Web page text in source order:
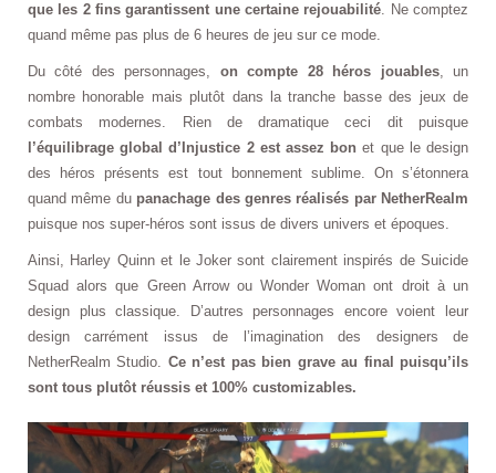
que les 2 fins garantissent une certaine rejouabilité. Ne comptez
quand même pas plus de 6 heures de jeu sur ce mode.
Du côté des personnages, on compte 28 héros jouables, un
nombre honorable mais plutôt dans la tranche basse des jeux de
combats modernes. Rien de dramatique ceci dit puisque
l’équilibrage global d’Injustice 2 est assez bon et que le design
des héros présents est tout bonnement sublime. On s’étonnera
quand même du panachage des genres réalisés par NetherRealm
puisque nos super-héros sont issus de divers univers et époques.
Ainsi, Harley Quinn et le Joker sont clairement inspirés de Suicide
Squad alors que Green Arrow ou Wonder Woman ont droit à un
design plus classique. D’autres personnages encore voient leur
design carrément issus de l’imagination des designers de
NetherRealm Studio. Ce n’est pas bien grave au final puisqu’ils
sont tous plutôt réussis et 100% customizables.